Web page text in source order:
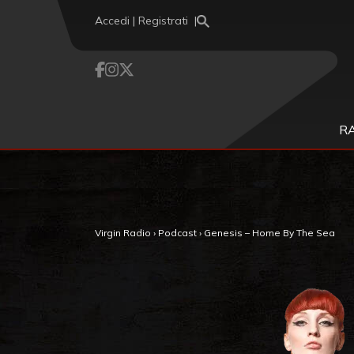
Accedi | Registrati
Virgin Radio › Podcast › Genesis – Home By The Sea